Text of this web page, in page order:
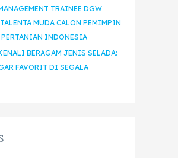
TRAINEE DGW
MUDA CALON PEMIMPIN
PERTANIAN INDONESIA
BERAGAM JENIS SELADA:
FAVORIT DI SEGALA